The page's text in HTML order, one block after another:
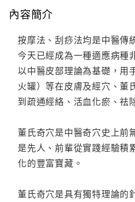
內容簡介
按摩法、刮痧法均是中醫傳
今天已經成為一種適應病種
以中醫皮部理論為基礎，用
火罐）等在皮膚及經穴、董
到疏通經絡、活血化瘀、祛
董氏奇穴是中醫奇穴史上前
是先人、前輩從實踐經驗積
化的豐富寶藏。
董氏奇穴是具有獨特理論的